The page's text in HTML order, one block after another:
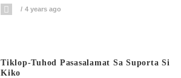
4 years ago
Tiklop-Tuhod Pasasalamat Sa Suporta Si
Kiko